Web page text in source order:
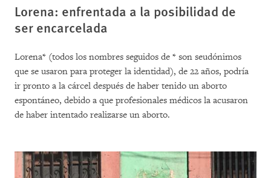
Lorena: enfrentada a la posibilidad de
ser encarcelada
Lorena* (todos los nombres seguidos de * son seudónimos
que se usaron para proteger la identidad), de 22 años, podría
ir pronto a la cárcel después de haber tenido un aborto
espontáneo, debido a que profesionales médicos la acusaron
de haber intentado realizarse un aborto.